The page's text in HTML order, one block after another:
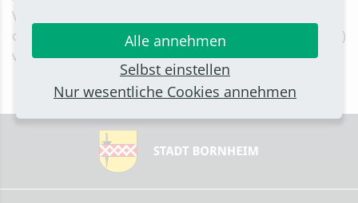
VHS Bornheim/Alfter, Alter Weiher 2, 53332 Bornheim,
oder über die Homepage (www.vhs-bornheim-alfter.de )
vorgenommen werden.
Alle annehmen
Selbst einstellen
Nur wesentliche Cookies annehmen